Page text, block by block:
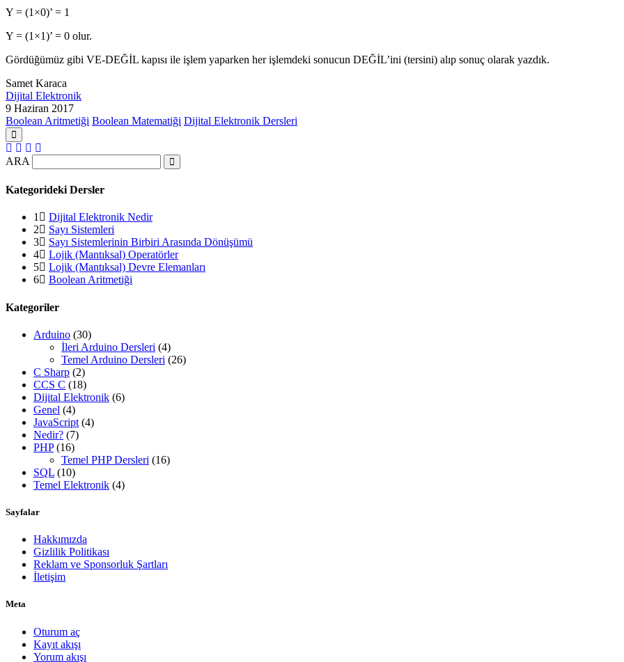
Y = (1×0)’ = 1
Y = (1×1)’ = 0 olur.
Gördüğümüz gibi VE-DEĞİL kapısı ile işlem yaparken her işlemdeki sonucun DEĞİL’ini (tersini) alıp sonuç olarak yazdık.
Samet Karaca
Dijital Elektronik
9 Haziran 2017
Boolean Aritmetiği Boolean Matematiği Dijital Elektronik Dersleri
ARA
Kategorideki Dersler
1
Dijital Elektronik Nedir
2
Sayı Sistemleri
3
Sayı Sistemlerinin Birbiri Arasında Dönüşümü
4
Lojik (Mantıksal) Operatörler
5
Lojik (Mantıksal) Devre Elemanları
6
Boolean Aritmetiği
Kategoriler
Arduino (30)
İleri Arduino Dersleri (4)
Temel Arduino Dersleri (26)
C Sharp (2)
CCS C (18)
Dijital Elektronik (6)
Genel (4)
JavaScript (4)
Nedir? (7)
PHP(16)
Temel PHP Dersleri (16)
SQL (10)
Temel Elektronik (4)
Sayfalar
Hakkımızda
Gizlilik Politikası
Reklam ve Sponsorluk Şartları
İletişim
Meta
Oturum aç
Kayıt akışı
Yorum akışı